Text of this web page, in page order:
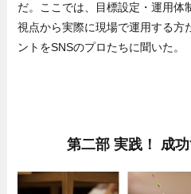
だ。ここでは、目標設定・運用体
視点から実際に現場で運用する方
ントをSNSのプロたちに聞いた。
第二部 実践！ 成